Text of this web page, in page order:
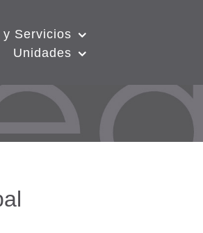
y Servicios
Unidades